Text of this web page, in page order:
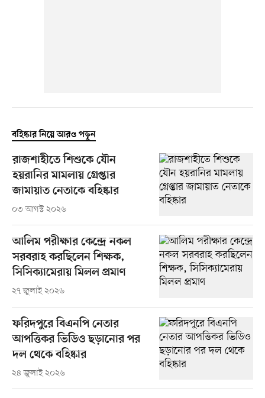
বহিষ্কার নিয়ে আরও পড়ুন
রাজশাহীতে শিশুকে যৌন
হয়রানির মামলায় গ্রেপ্তার
জামায়াত নেতাকে বহিষ্কার
০৩ আগস্ট ২০২৬
আলিম পরীক্ষার কেন্দ্রে নকল
সরবরাহ করছিলেন শিক্ষক,
সিসিক্যামেরায় মিলল প্রমাণ
২৭ জুলাই ২০২৬
ফরিদপুরে বিএনপি নেতার
আপত্তিকর ভিডিও ছড়ানোর পর
দল থেকে বহিষ্কার
২৪ জুলাই ২০২৬